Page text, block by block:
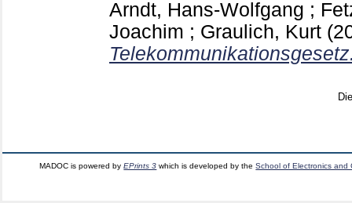
Arndt, Hans-Wolfgang ;
Joachim ; Graulich, Kurt
MADOC is powered byEPrints 3 which is developed by theSchool of Electronics and